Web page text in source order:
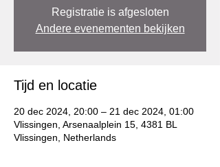
Registratie is afgesloten
Andere evenementen bekijken
Tijd en locatie
20 dec 2024, 20:00 – 21 dec 2024, 01:00
Vlissingen, Arsenaalplein 15, 4381 BL
Vlissingen, Netherlands